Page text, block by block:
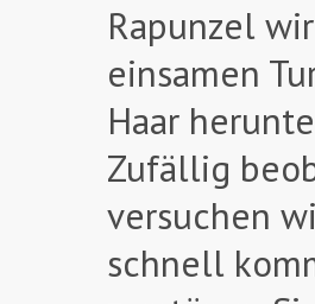
Rapunzel
einsamen
Haar
Zufällig
versuchen
schnell